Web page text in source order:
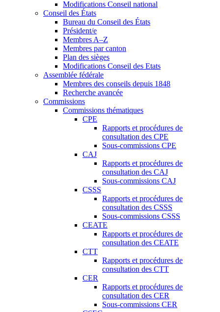
Modifications Conseil national
Conseil des États
Bureau du Conseil des États
Président/e
Membres A–Z
Membres par canton
Plan des sièges
Modifications Conseil des Etats
Assemblée fédérale
Membres des conseils depuis 1848
Recherche avancée
Commissions
Commissions thématiques
CPE
Rapports et procédures de
consultation des CPE
Sous-commissions CPE
CAJ
Rapports et procédures de
consultation des CAJ
Sous-commissions CAJ
CSSS
Rapports et procédures de
consultation des CSSS
Sous-commissions CSSS
CEATE
Rapports et procédures de
consultation des CEATE
CTT
Rapports et procédures de
consultation des CTT
CER
Rapports et procédures de
consultation des CER
Sous-commissions CER